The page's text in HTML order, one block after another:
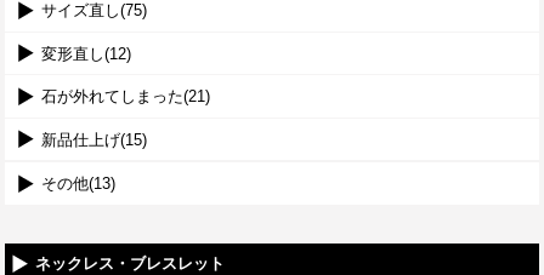
サイズ直し(75)
変形直し(12)
石が外れてしまった(21)
新品仕上げ(15)
その他(13)
ネックレス・ブレスレット